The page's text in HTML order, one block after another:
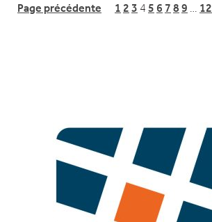
Page précédente 1 2 3 4 5 6 7 8 9 12